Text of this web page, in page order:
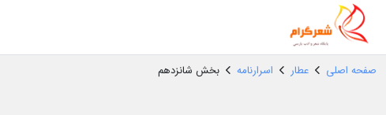
صفحه اصلی عطار اسرارنامه بخش شانزدهم